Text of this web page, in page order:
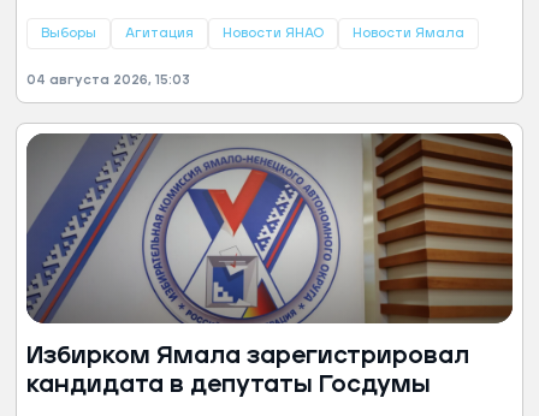
сайте администрации города.
Выборы Агитация Новости ЯНАО Новости Ямала
04 августа 2026, 15:03
Избирком Ямала зарегистрировал
кандидата в депутаты Госдумы